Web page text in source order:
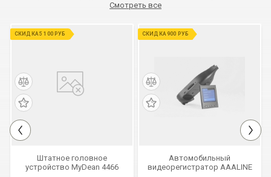
Смотреть все
СКИДКА 5 100 РУБ
Штатное головное
устройство MyDean 4466
СКИДКА 900 РУБ
Автомобильный
видеорегистратор AAALINE